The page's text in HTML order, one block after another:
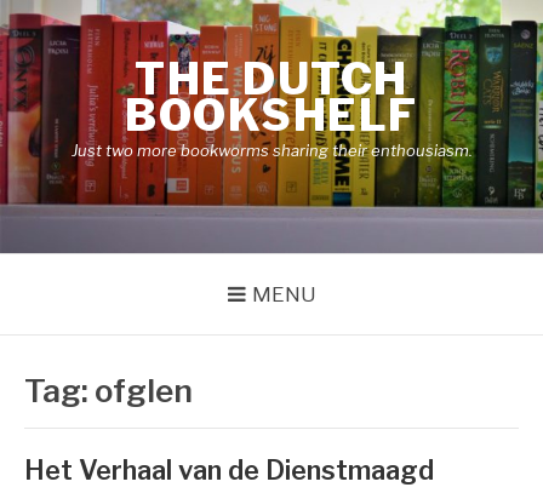
Naar
de
inhoud
springen
THE DUTCH
BOOKSHELF
Just two more bookworms sharing their enthousiasm.
MENU
Tag: ofglen
Het Verhaal van de Dienstmaagd